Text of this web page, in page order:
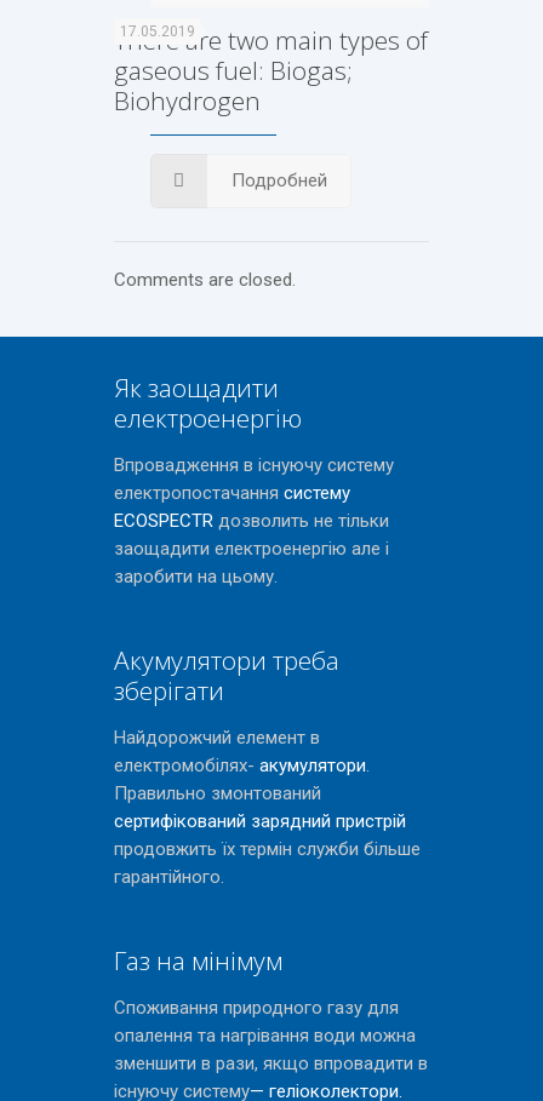
17.05.2019
There are two main types of
gaseous fuel: Biogas;
Biohydrogen
Подробней
Comments are closed.
Як заощадити
електроенергію
Впровадження в існуючу систему
електропостачання систему
ECOSPECTR дозволить не тільки
заощадити електроенергію але і
заробити на цьому.
Акумулятори треба
зберігати
Найдорожчий елемент в
електромобілях- акумулятори.
Правильно змонтований
сертифікований зарядний пристрій
продовжить їх термін служби більше
гарантійного.
Газ на мінімум
Споживання природного газу для
опалення та нагрівання води можна
зменшити в рази, якщо впровадити в
існуючу систему— геліоколектори.